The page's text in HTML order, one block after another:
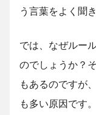
う言葉をよく聞き
では、なぜルー
のでしょうか？
もあるのですが
も多い原因です。